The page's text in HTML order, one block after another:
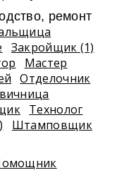
ремонт
Закройщик (1)
Мастер
Отделочник
Технолог
Штамповщик